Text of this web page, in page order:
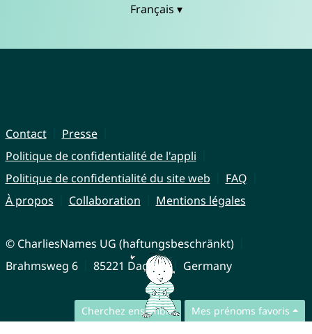
Cherchez ensemble Mes prénoms favoris
Français ▾
Contact
Presse
Politique de confidentialité de l'appli
Politique de confidentialité du site web
FAQ
À propos
Collaboration Mentions légales
© CharliesNames UG (haftungsbeschränkt)
Brahmsweg 6
85221 Dachau Germany